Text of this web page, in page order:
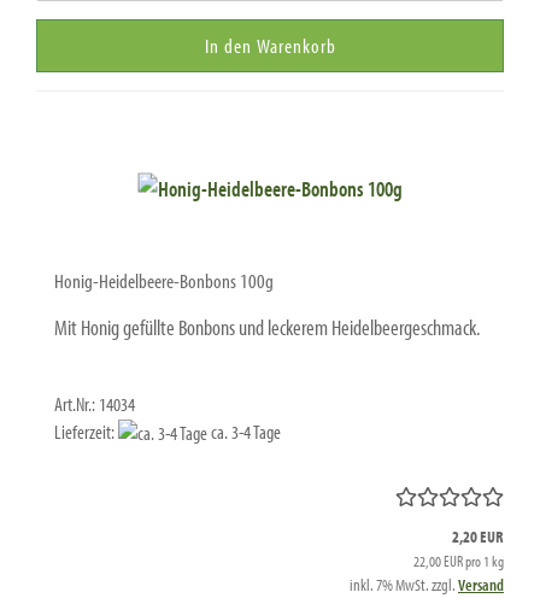
In den Warenkorb
Honig-Heidelbeere-Bonbons 100g
Mit Honig gefüllte Bonbons und leckerem Heidelbeergeschmack.
Art.Nr.: 14034
Lieferzeit:
ca. 3-4 Tage
2,20 EUR
22,00 EUR pro 1 kg
inkl. 7% MwSt. zzgl.Versand